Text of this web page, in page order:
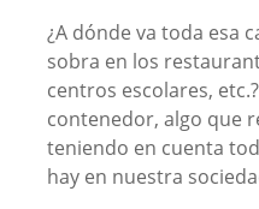
¿A dónde va toda esa
sobra en los
centros escolares,
contenedor, algo que
teniendo en cuenta
hay en nuestra